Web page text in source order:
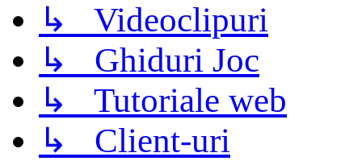
↳ Videoclipuri
↳ Ghiduri Joc
↳ Tutoriale web
↳ Client-uri